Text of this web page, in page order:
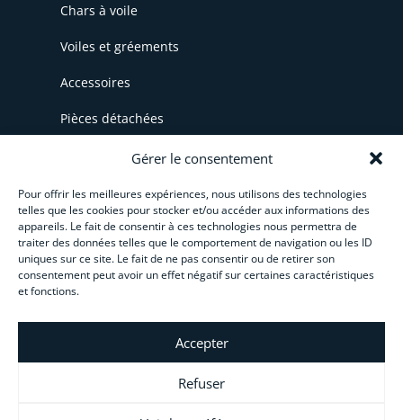
Gérer le consentement
Pour offrir les meilleures expériences, nous utilisons des technologies
telles que les cookies pour stocker et/ou accéder aux informations des
appareils. Le fait de consentir à ces technologies nous permettra de
traiter des données telles que le comportement de navigation ou les ID
uniques sur ce site. Le fait de ne pas consentir ou de retirer son
consentement peut avoir un effet négatif sur certaines caractéristiques
et fonctions.
Accepter
Refuser
Chars à voile
Voiles et gréements
Accessoires
Pièces détachées
Bonnes affaires
INFORMATIONS
Livraison et paiement
Paiement en plusieurs fois